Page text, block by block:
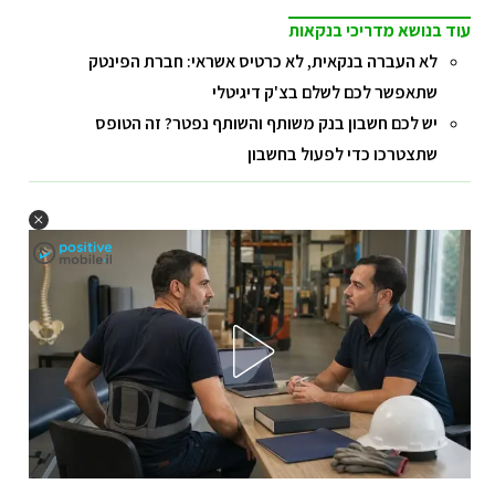
עוד בנושא מדריכי בנקאות
לא העברה בנקאית, לא כרטיס אשראי: חברת הפינטק
שתאפשר לכם לשלם בצ'ק דיגיטלי
יש לכם חשבון בנק משותף והשותף נפטר? זה הטופס
שתצטרכו כדי לפעול בחשבון